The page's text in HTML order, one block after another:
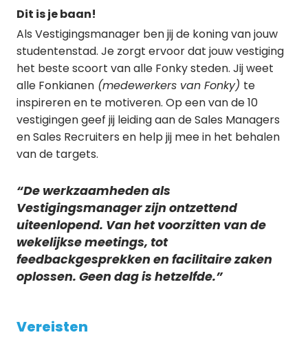
Dit is je baan!
Als Vestigingsmanager ben jij de koning van jouw
studentenstad. Je zorgt ervoor dat jouw vestiging
het beste scoort van alle Fonky steden. Jij weet
alle Fonkianen (medewerkers van Fonky) te
inspireren en te motiveren. Op een van de 10
vestigingen geef jij leiding aan de Sales Managers
en Sales Recruiters en help jij mee in het behalen
van de targets.
“De werkzaamheden als
Vestigingsmanager zijn ontzettend
uiteenlopend. Van het voorzitten van de
wekelijkse meetings, tot
feedbackgesprekken en facilitaire zaken
oplossen. Geen dag is hetzelfde.”
Vereisten